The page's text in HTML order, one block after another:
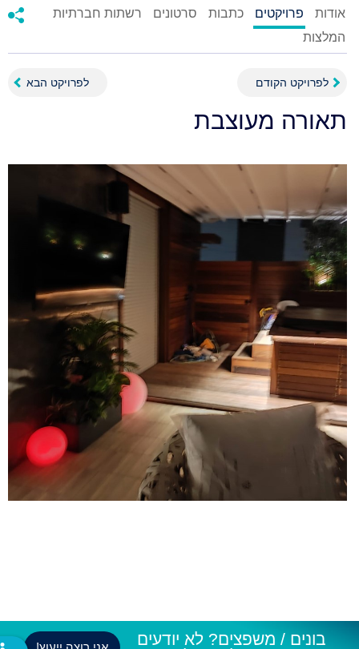
אודות פרויקטים כתבות סרטונים
רשתות חברתיות
המלצות
לפרויקט הקודם לפרויקט הבא
תאורה מעוצבת
בונים / משפצים? לא יודעים